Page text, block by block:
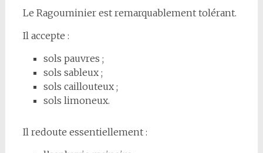
Le Ragouminier est remarquablement tolérant.
Il accepte :
sols pauvres ;
sols sableux ;
sols caillouteux ;
sols limoneux.
Il redoute essentiellement :